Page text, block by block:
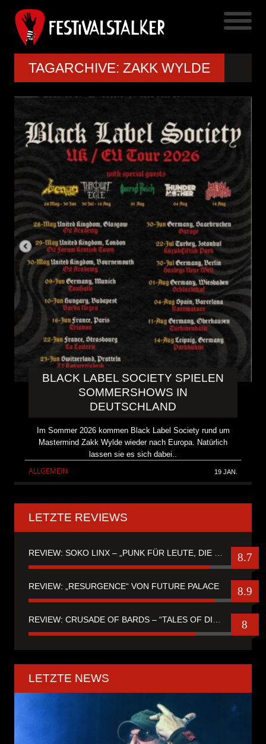
TAGARCHIVE: ZAKK WYLDE
BLACK LABEL SOCIETY SPIELEN
SOMMERSHOWS IN
DEUTSCHLAND
Im Sommer 2026 kommen Black Label Society rund um
Mastermind Zakk Wylde wieder nach Europa. Natürlich
lassen sie es sich dabei..
ALLGEMEIN 19 JAN.
LETZTE REVIEWS
8.7
REVIEW: „RESURGENCE“ VON FUTURE PALACE 8.9
8
LETZTE NEWS